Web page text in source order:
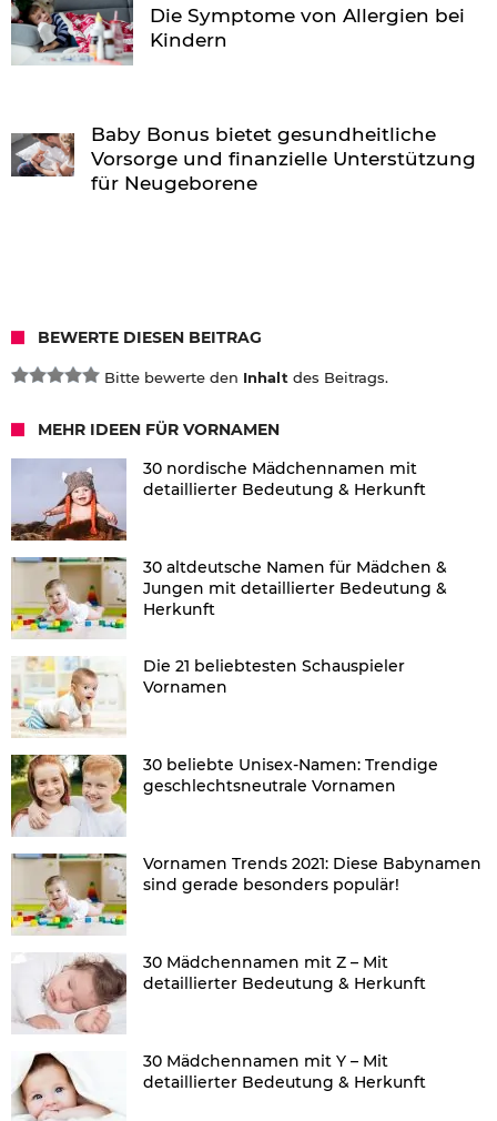
Die Symptome von Allergien bei
Kindern
Baby Bonus bietet gesundheitliche
Vorsorge und finanzielle Unterstützung
für Neugeborene
BEWERTE DIESEN BEITRAG
Bitte bewerte den Inhalt des Beitrags.
MEHR IDEEN FÜR VORNAMEN
30 nordische Mädchennamen mit
detaillierter Bedeutung & Herkunft
30 altdeutsche Namen für Mädchen &
Jungen mit detaillierter Bedeutung &
Herkunft
Die 21 beliebtesten Schauspieler
Vornamen
30 beliebte Unisex-Namen: Trendige
geschlechtsneutrale Vornamen
Vornamen Trends 2021: Diese Babynamen
sind gerade besonders populär!
30 Mädchennamen mit Z – Mit
detaillierter Bedeutung & Herkunft
30 Mädchennamen mit Y – Mit
detaillierter Bedeutung & Herkunft